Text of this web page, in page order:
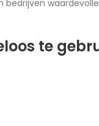
bedrijven
te